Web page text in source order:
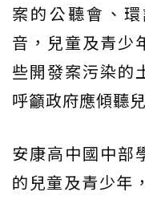
案的公聽會、
音，兒童及青少
些開發案污染的
呼籲政府應傾聽
安康高中國中部
的兒童及青少年